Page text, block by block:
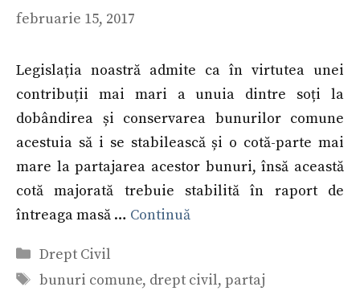
februarie 15, 2017
Legislația noastră admite ca în virtutea unei
contribuții mai mari a unuia dintre soți la
dobândirea și conservarea bunurilor comune
acestuia să i se stabilească și o cotă-parte mai
mare la partajarea acestor bunuri, însă această
cotă majorată trebuie stabilită în raport de
întreaga masă … Continuă
Categorii
Drept Civil
Etichete
bunuri comune, drept civil, partaj